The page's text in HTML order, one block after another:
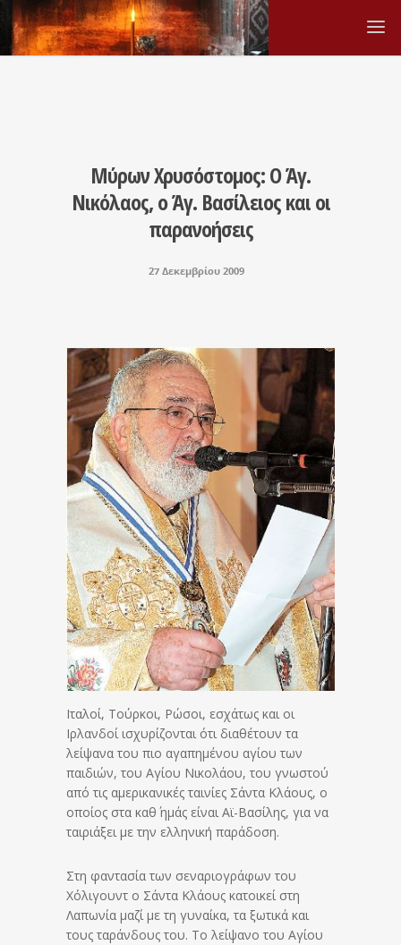
Μύρων Χρυσόστομος: Ο Άγ.
Νικόλαος, ο Άγ. Βασίλειος και οι
παρανοήσεις
27 Δεκεμβρίου 2009
Ιταλοί, Τούρκοι, Ρώσοι, εσχάτως και οι
Ιρλανδοί ισχυρίζονται ότι διαθέτουν τα
λείψανα του πιο αγαπημένου αγίου των
παιδιών, του Αγίου Νικολάου, του γνωστού
από τις αμερικανικές ταινίες Σάντα Κλάους, ο
οποίος στα καθ΄ ημάς είναι Αϊ-Βασίλης, για να
ταιριάξει με την ελληνική παράδοση.
Στη φαντασία των σεναριογράφων του
Χόλιγουντ ο Σάντα Κλάους κατοικεί στη
Λαπωνία μαζί με τη γυναίκα, τα ξωτικά και
τους ταράνδους του. Το λείψανο του Αγίου